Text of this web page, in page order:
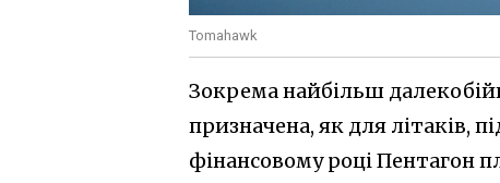
Tomahawk
Зокрема найбільш
призначена, як для літаків,
фінансовому році Пентагон